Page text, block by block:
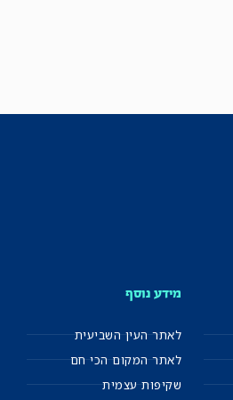
מידע נוסף
לאתר העין השביעית
לאתר המקום הכי חם
שקיפות עצמית